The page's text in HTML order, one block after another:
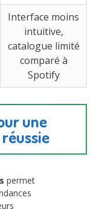
Interface moins
intuitive,
catalogue limité
comparé à
Spotify
une
permet